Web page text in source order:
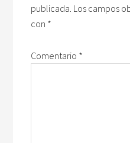
publicada. Los campos
con *
Comentario *